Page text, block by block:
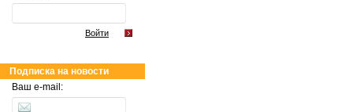
Войти
Подписка на новости
Ваш e-mail: